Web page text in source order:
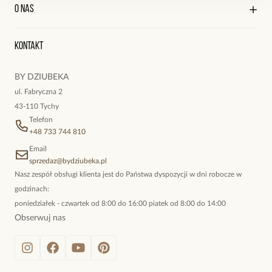
Reklamacje i zwroty
Edycja profilu
O nas
Oryginalne naszyjniki, topowe bransoletki, okazałe kolczyki,
Kontakt
BY DZIUBEKA
ul. Fabryczna 2
43-110 Tychy
Telefon
+48 733 744 810
Email
sprzedaz@bydziubeka.pl
Nasz zespół obsługi klienta jest do Państwa dyspozycji w dni robocze w
godzinach:
poniedziałek - czwartek od 8:00 do 16:00 piatek od 8:00 do 14:00
Obserwuj nas